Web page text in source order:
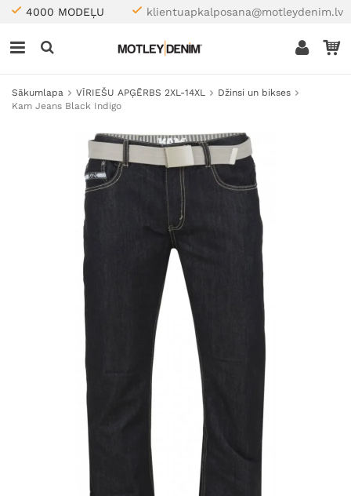
4000 MODEĻU klientuapkalposana@motleydenim.lv
Sākumlapa VĪRIEŠU APĢĒRBS 2XL-14XL
Džinsi un bikses
Kam Jeans Black Indigo